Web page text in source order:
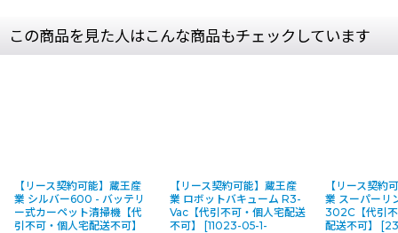
この商品を見た人はこんな商品もチェックしています
【リース契約可能】蔵王産
業 シルバー600 - バッテリ
ー式カーペット清掃機【代
引不可・個人宅配送不可】
【リース契約可能】蔵王産
業 ロボットバキューム R3-
Vac【代引不可・個人宅配送
不可】
[11023-05-1-
【リース契約
業 スーパーリ
302C【代引
配送不可】
[